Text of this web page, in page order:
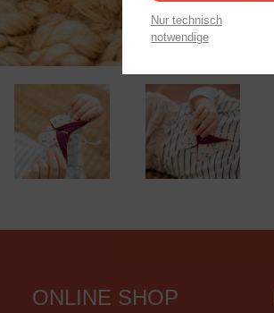
ONLINE SHOP
Nur technisch
notwendige